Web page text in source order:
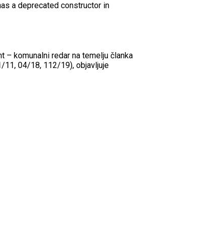
a deprecated constructor in
– komunalni redar na temelju članka
11, 04/18, 112/19), objavljuje